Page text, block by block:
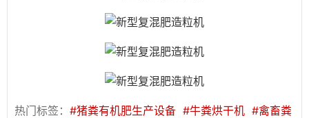
热门标签： #猪粪有机肥生产设备 #牛粪烘干机 #禽畜粪